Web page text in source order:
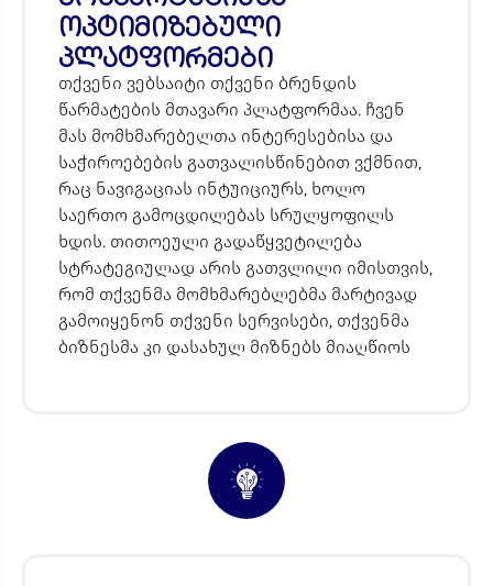
ოპტიმიზებული
პლატფორმები
თქვენი ვებსაიტი თქვენი ბრენდის
წარმატების მთავარი პლატფორმაა. ჩვენ
მას მომხმარებელთა ინტერესებისა და
საჭიროებების გათვალისწინებით ვქმნით,
რაც ნავიგაციას ინტუიციურს, ხოლო
საერთო გამოცდილებას სრულყოფილს
ხდის. თითოეული გადაწყვეტილება
სტრატეგიულად არის გათვლილი იმისთვის,
რომ თქვენმა მომხმარებლებმა მარტივად
გამოიყენონ თქვენი სერვისები, თქვენმა
ბიზნესმა კი დასახულ მიზნებს მიაღწიოს